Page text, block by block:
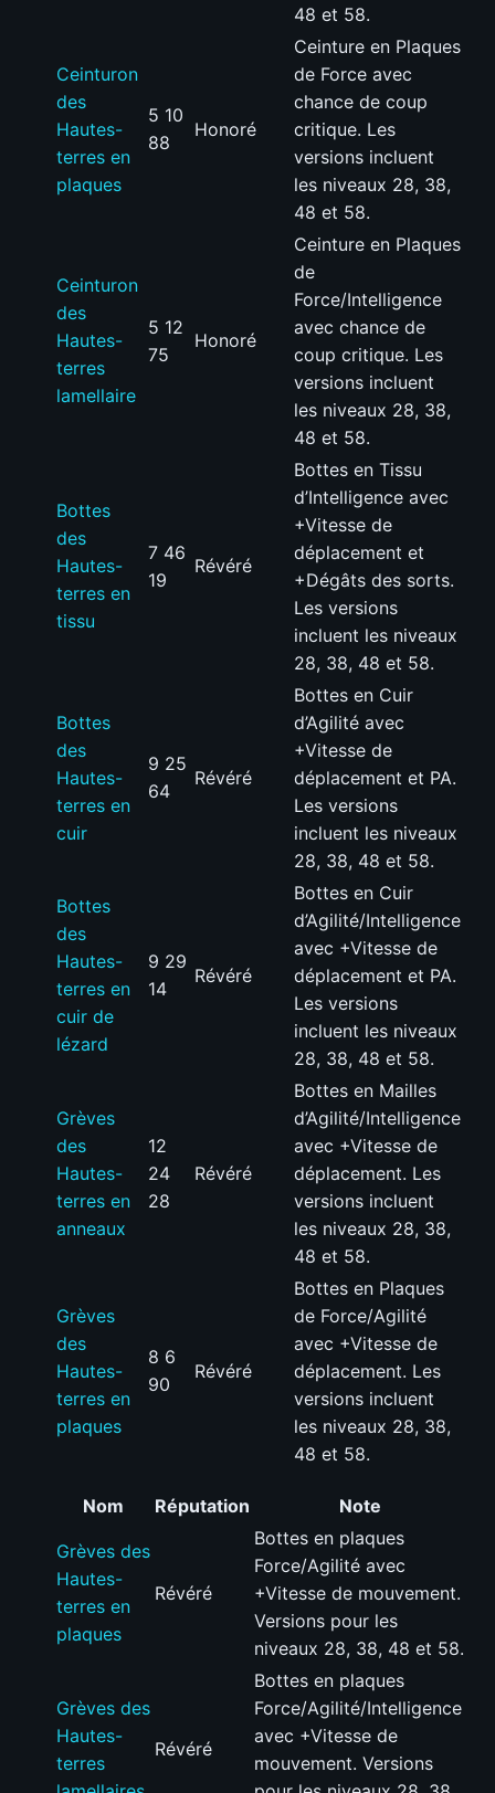
48 et 58.
Ceinturon
des
Hautes-
terres en
plaques
5 10
88
Honoré
Ceinture en Plaques
de Force avec
chance de coup
critique. Les
versions incluent
les niveaux 28, 38,
48 et 58.
Ceinturon
des
Hautes-
terres
lamellaire
5 12
75
Honoré
Ceinture en Plaques
de
Force/Intelligence
avec chance de
coup critique. Les
versions incluent
les niveaux 28, 38,
48 et 58.
Bottes
des
Hautes-
terres en
tissu
7 46
19
Révéré
Bottes en Tissu
d’Intelligence avec
+Vitesse de
déplacement et
+Dégâts des sorts.
Les versions
incluent les niveaux
28, 38, 48 et 58.
Bottes
des
Hautes-
terres en
cuir
9 25
64
Révéré
Bottes en Cuir
d’Agilité avec
+Vitesse de
déplacement et PA.
Les versions
incluent les niveaux
28, 38, 48 et 58.
Bottes
des
Hautes-
terres en
cuir de
lézard
9 29
14
Révéré
Bottes en Cuir
d’Agilité/Intelligence
avec +Vitesse de
déplacement et PA.
Les versions
incluent les niveaux
28, 38, 48 et 58.
Grèves
des
Hautes-
terres en
anneaux
12
24
28
Révéré
Bottes en Mailles
d’Agilité/Intelligence
avec +Vitesse de
déplacement. Les
versions incluent
les niveaux 28, 38,
48 et 58.
Grèves
des
Hautes-
terres en
plaques
8 6
90
Révéré
Bottes en Plaques
de Force/Agilité
avec +Vitesse de
déplacement. Les
versions incluent
les niveaux 28, 38,
48 et 58.
Nom Réputation Note
Grèves des
Hautes-
terres en
plaques
Révéré
Bottes en plaques
Force/Agilité avec
+Vitesse de mouvement.
Versions pour les
niveaux 28, 38, 48 et 58.
Grèves des
Hautes-
terres
Révéré
Bottes en plaques
Force/Agilité/Intelligence
avec +Vitesse de
mouvement. Versions